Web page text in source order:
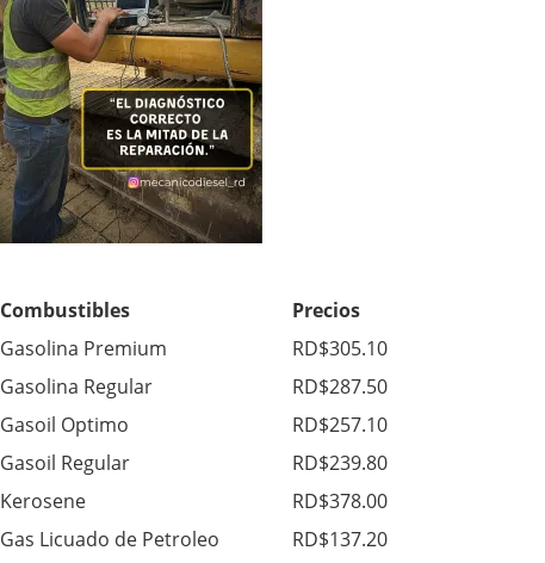
Combustibles
Precios
Gasolina Premium
RD$305.10
Gasolina Regular
RD$287.50
Gasoil Optimo
RD$257.10
Gasoil Regular
RD$239.80
Kerosene
RD$378.00
Gas Licuado de Petroleo
RD$137.20